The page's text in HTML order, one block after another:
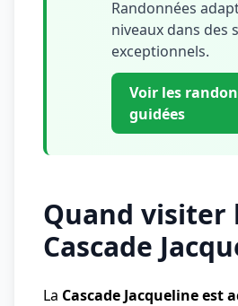
Randonnées
niveaux dans des
exceptionnels.
Voir les
guidées
Quand visiter
Cascade
La Cascade Jacqueline est